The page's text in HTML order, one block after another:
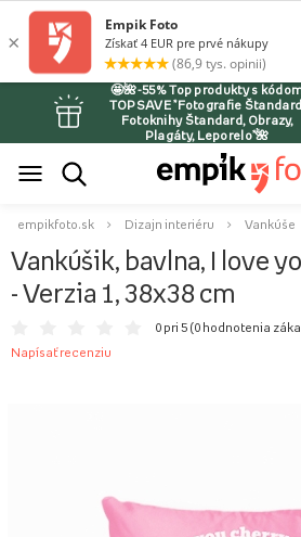
🤩🌺-55% Top produkty s
TOPSAVE *Fotografie
Fotoknihy Štandard, Obrazy,
Plagáty, Leporelo*🌺
empikfoto.sk Dizajn interiéru Vankúše
Vankúšik, bavlna, I love
- Verzia 1, 38x38 cm
0 pri 5 (0 hodnotenia
Napísať recenziu